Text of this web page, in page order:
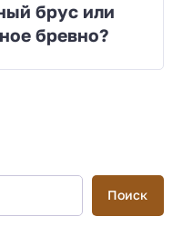
брус или
бревно?
Поиск